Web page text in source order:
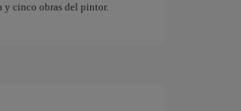
y cinco obras del pintor.